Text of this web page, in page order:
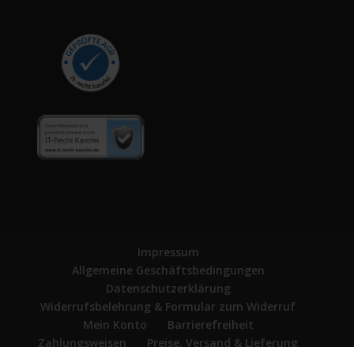
Impressum
Allgemeine Geschäftsbedingungen
Datenschutzerklärung
Widerrufsbelehrung & Formular zum Widerruf
Mein Konto
Barrierefreiheit
Zahlungsweisen
Preise, Versand & Lieferung